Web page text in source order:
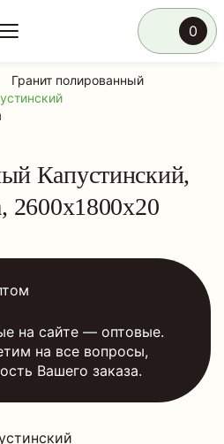
0
Гранит полированный
Капустинский,
2600x1800x20
на сайте — оптовые.
на все вопросы,
Вашего заказа.